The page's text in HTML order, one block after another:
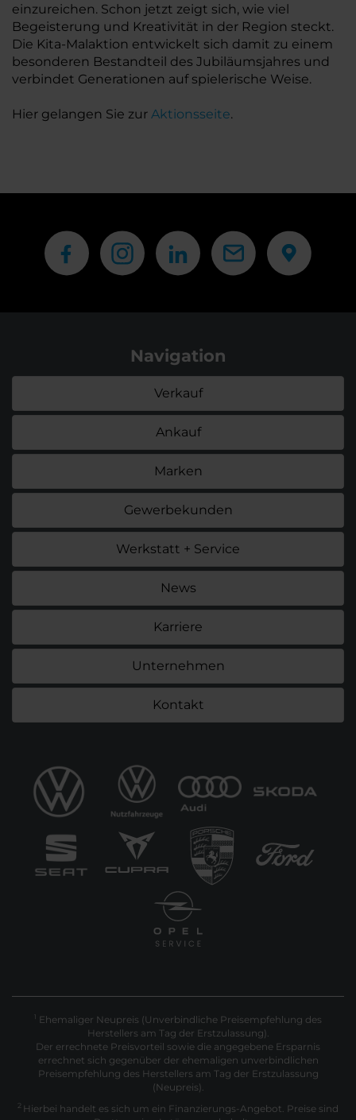
einzureichen. Schon jetzt zeigt sich, wie viel
Begeisterung und Kreativität in der Region steckt.
Die Kita-Malaktion entwickelt sich damit zu einem
besonderen Bestandteil des Jubiläumsjahres und
verbindet Generationen auf spielerische Weise.
Hier gelangen Sie zur Aktionsseite.
Navigation
Verkauf
Ankauf
Marken
Gewerbekunden
Werkstatt + Service
News
Karriere
Unternehmen
Kontakt
Ehemaliger Neupreis (Unverbindliche Preisempfehlung des
Herstellers am Tag der Erstzulassung).
Der errechnete Preisvorteil sowie die angegebene Ersparnis
errechnet sich gegenüber der ehemaligen unverbindlichen
Preisempfehlung des Herstellers am Tag der Erstzulassung
(Neupreis).
2 Hierbei handelt es sich um ein Finanzierungs-Angebot. Preise sind